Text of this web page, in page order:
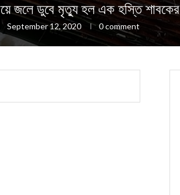
জলে ডুবে মৃত্যু হল এক হস্তি শাবকের
September 12, 2020 0 comment